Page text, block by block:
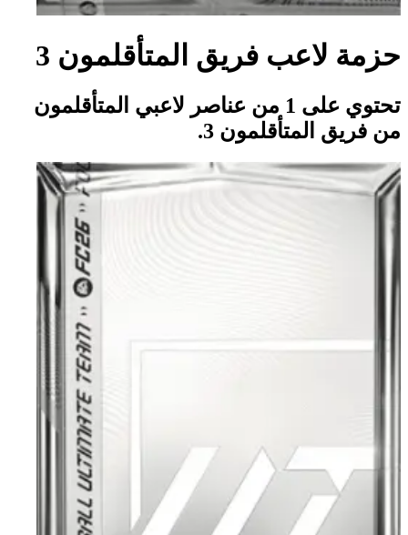
حزمة لاعب فريق المتأقلمون 3
تحتوي على 1 من عناصر لاعبي المتأقلمون
من فريق المتأقلمون 3.